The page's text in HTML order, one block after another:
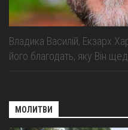
Владика Василій, Екзарх
його благодать, яку Він
МОЛИТВИ